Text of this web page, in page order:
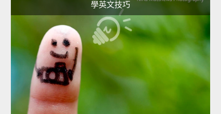
學英文技巧